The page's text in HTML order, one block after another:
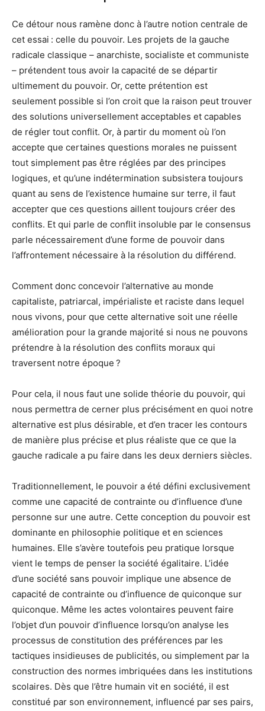
Ce détour nous ramène donc à l’autre notion centrale de
cet essai : celle du pouvoir. Les projets de la gauche
radicale classique – anarchiste, socialiste et communiste
– prétendent tous avoir la capacité de se départir
ultimement du pouvoir. Or, cette prétention est
seulement possible si l’on croit que la raison peut trouver
des solutions universellement acceptables et capables
de régler tout conflit. Or, à partir du moment où l’on
accepte que certaines questions morales ne puissent
tout simplement pas être réglées par des principes
logiques, et qu’une indétermination subsistera toujours
quant au sens de l’existence humaine sur terre, il faut
accepter que ces questions aillent toujours créer des
conflits. Et qui parle de conflit insoluble par le consensus
parle nécessairement d’une forme de pouvoir dans
l’affrontement nécessaire à la résolution du différend.
Comment donc concevoir l’alternative au monde
capitaliste, patriarcal, impérialiste et raciste dans lequel
nous vivons, pour que cette alternative soit une réelle
amélioration pour la grande majorité si nous ne pouvons
prétendre à la résolution des conflits moraux qui
traversent notre époque ?
Pour cela, il nous faut une solide théorie du pouvoir, qui
nous permettra de cerner plus précisément en quoi notre
alternative est plus désirable, et d’en tracer les contours
de manière plus précise et plus réaliste que ce que la
gauche radicale a pu faire dans les deux derniers siècles.
Traditionnellement, le pouvoir a été défini exclusivement
comme une capacité de contrainte ou d’influence d’une
personne sur une autre. Cette conception du pouvoir est
dominante en philosophie politique et en sciences
humaines. Elle s’avère toutefois peu pratique lorsque
vient le temps de penser la société égalitaire. L’idée
d’une société sans pouvoir implique une absence de
capacité de contrainte ou d’influence de quiconque sur
quiconque. Même les actes volontaires peuvent faire
l’objet d’un pouvoir d’influence lorsqu’on analyse les
processus de constitution des préférences par les
tactiques insidieuses de publicités, ou simplement par la
construction des normes imbriquées dans les institutions
scolaires. Dès que l’être humain vit en société, il est
constitué par son environnement, influencé par ses pairs,